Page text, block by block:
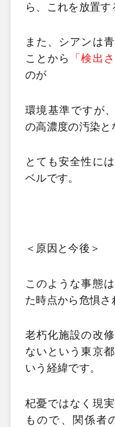
ら、これを放置す
また、シアンは
ことから
「検出
のが
環境基準ですが
の高濃度の汚染と
とても安全性に
ベルです。
＜原因と今後＞
このような事態
た時点から危惧さ
老朽化施設の改
ないという東京
いう経緯です。
杞憂ではなく現
もので、関係者